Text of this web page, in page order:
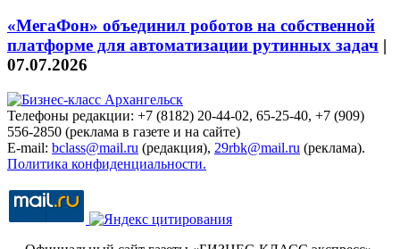
«МегаФон» объединил роботов на собственной
платформе для автоматизации рутинных задач |
07.07.2026
Телефоны редакции: +7 (8182) 20-44-02, 65-25-40, +7 (909)
556-2850 (реклама в газете и на сайте)
E-mail: bclass@mail.ru (редакция), 29rbk@mail.ru (реклама).
Политика конфиденциальности.